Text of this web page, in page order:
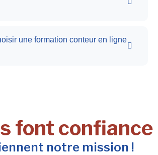
une formation conteur en ligne
font confiance
notre mission !